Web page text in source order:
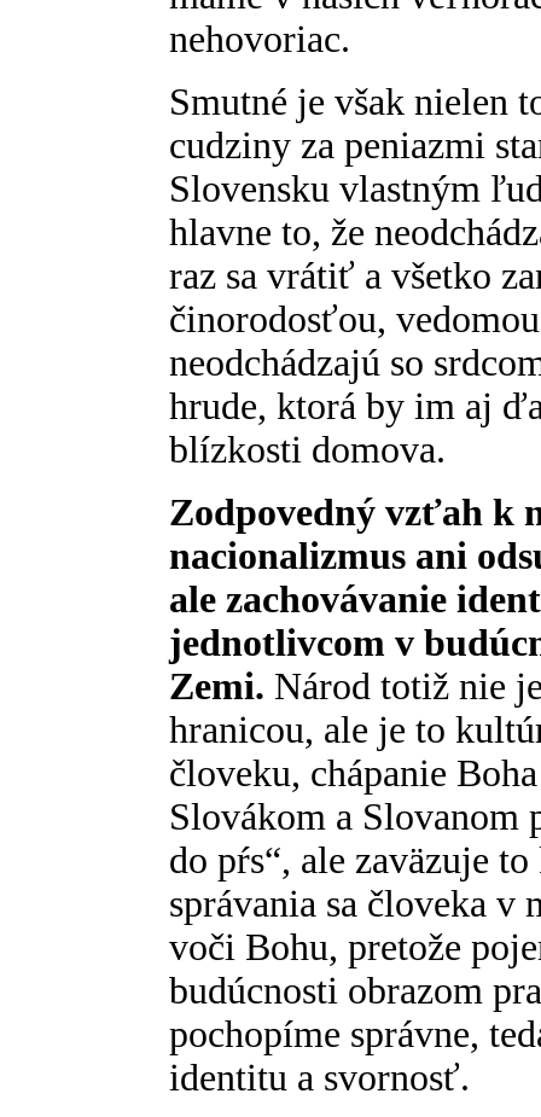
nehovoriac.
Smutné je však nielen
cudziny za peniazmi
Slovensku vlastným
hlavne to, že
raz sa vrátiť a všetko
činorodosťou,
neodchádzajú so
hrude, ktorá by im aj
blízkosti domova.
Zodpovedný vzťah k
nacionalizmus ani
ale zachovávanie
jednotlivcom v
Zemi. Národ totiž nie
hranicou, ale je to
človeku, chápanie
Slovákom a Slovanom
do pŕs“, ale zaväzuje
správania sa človeka
voči Bohu, pretože
budúcnosti obrazom
pochopíme správne,
identitu a svornosť.